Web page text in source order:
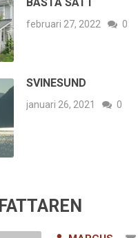
februari 27, 2022 0
SVINESUND
januari 26, 2021 0